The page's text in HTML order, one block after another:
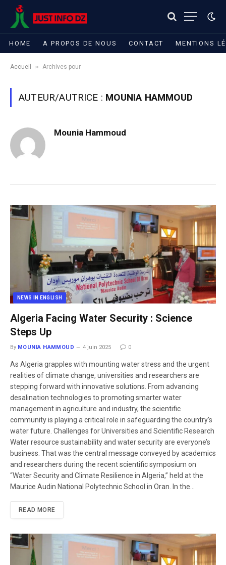
HOME A PROPOS DE NOUS CONTACT MENTIONS
Accueil » Archives pour
AUTEUR/AUTRICE : MOUNIA HAMMOUD
Mounia Hammoud
NEWS IN ENGLISH
Algeria Facing Water Security : Science
Steps Up
By MOUNIA HAMMOUD 4 juin 2025 0
As Algeria grapples with mounting water stress and the urgent
realities of climate change, universities and researchers are
stepping forward with innovative solutions. From advancing
desalination technologies to promoting smarter water
management in agriculture and industry, the scientific
community is playing a critical role in safeguarding the country’s
water future. Challenges for Universities and Scientific Research
Water resource sustainability and water security are everyone’s
business. That was the central message conveyed by academics
and researchers during the recent scientific symposium on
“Water Security and Climate Resilience in Algeria,” held at the
Maurice Audin National Polytechnic School in Oran. In the…
READ MORE